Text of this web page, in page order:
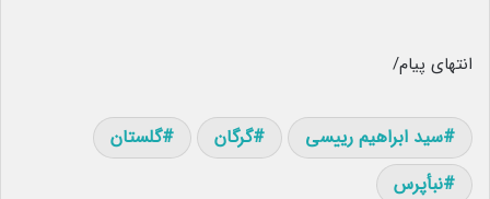
انتهای پیام/
سید ابراهیم رییسی گرگان
گلستان
نبأپرس